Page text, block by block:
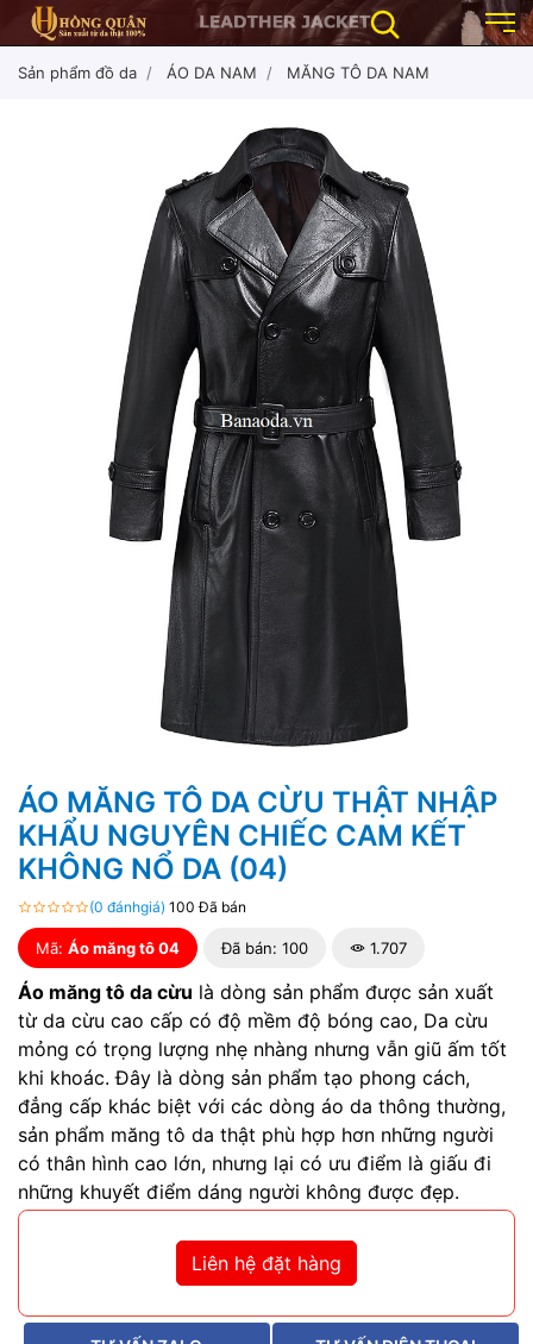
Sản phẩm đồ da ÁO DA NAM MĂNG TÔ DA NAM
ÁO MĂNG TÔ DA CỪU THẬT NHẬP
KHẨU NGUYÊN CHIẾC CAM KẾT
KHÔNG NỔ DA (04)
(0 đánhgiá) 100 Đã bán
Mã: Áo măng tô 04 Đã bán: 100 1.707
Áo măng tô da cừu là dòng sản phẩm được sản xuất
từ da cừu cao cấp có độ mềm độ bóng cao, Da cừu
mỏng có trọng lượng nhẹ nhàng nhưng vẫn giũ ấm tốt
khi khoác.Đây là dòng sản phẩm tạo phong cách,
đẳng cấp khác biệt với các dòng áo da thông thường,
sản phẩm măng tô da thật phù hợp hơn những người
có thân hình cao lớn, nhưng lại có ưu điểm là giấu đi
những khuyết điểm dáng người không được đẹp.
Liên hệ đặt hàng